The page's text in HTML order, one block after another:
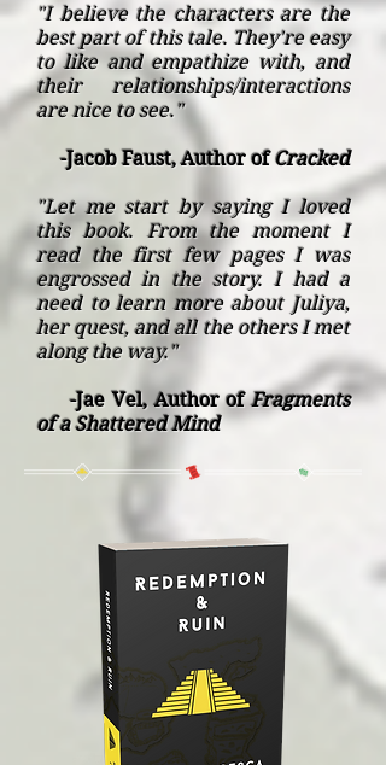
"I believe the characters are the
best part of this tale. They're easy
to like and empathize with, and
their relationships/interactions
are nice to see."
-Jacob Faust, Author ofCracked
"Let me start by saying I loved
this book. From the moment I
read the first few pages I was
engrossed in the story. I had a
need to learn more about Juliya,
her quest, and all the others I met
along the way."
-Jae Vel, Author ofFragments
of a Shattered Mind